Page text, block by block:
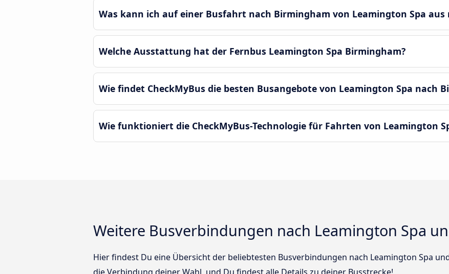
Was kann ich auf einer Busfahrt nach Birmingham von Leamington Spa aus
Welche Ausstattung hat der Fernbus Leamington Spa Birmingham?
Wie findet CheckMyBus die besten Busangebote von Leamington Spa nach
Wie funktioniert die CheckMyBus-Technologie für Fahrten von Leamington
Weitere Busverbindungen nach Leamington Spa
Hier findest Du eine Übersicht der beliebtesten Busverbindungen nach Leamington Spa